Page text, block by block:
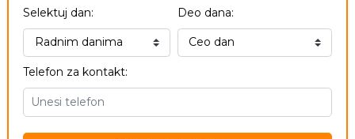
Selektuj dan: Deo dana:
Telefon za kontakt: